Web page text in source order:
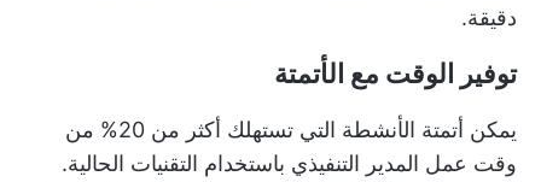
دقيقة.
توفير الوقت مع الأتمتة
يمكن أتمتة الأنشطة التي تستهلك أكثر من 20% من
وقت عمل المدير التنفيذي باستخدام التقنيات الحالية.